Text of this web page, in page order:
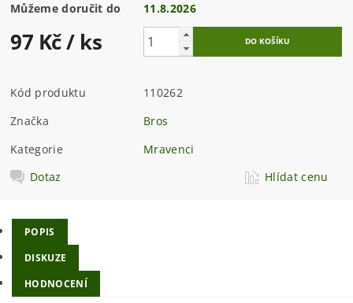
Můžeme doručit do 11.8.2026
97 Kč/ ks
Kód produktu
110262
Značka
Bros
Kategorie
Mravenci
Dotaz
Hlídat cenu
POPIS
DISKUZE
HODNOCENÍ